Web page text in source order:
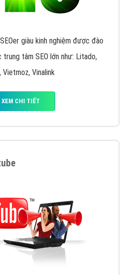
giàu kinh nghiệm được đào
tâm SEO lớn như: Litado,
Vietmoz, Vinalink
XEM CHI TIẾT